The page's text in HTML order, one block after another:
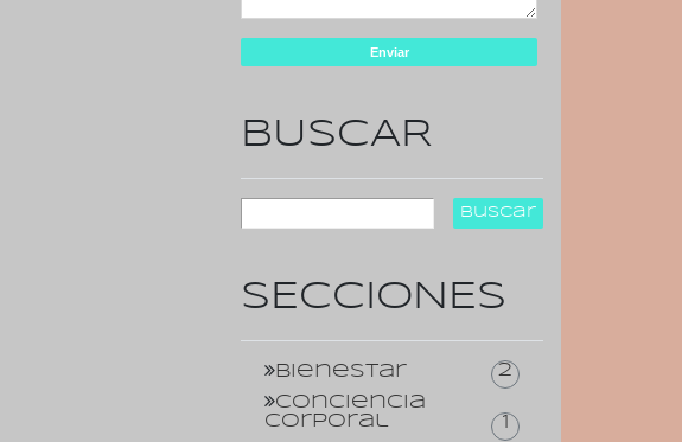
BUSCAR
SECCIONES
Bienestar
2
Conciencia
corporal
1